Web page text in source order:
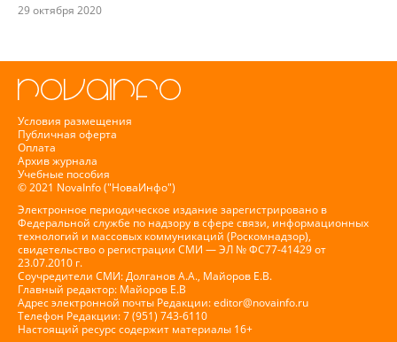
29 октября 2020
Условия размещения
Публичная оферта
Оплата
Архив журнала
Учебные пособия
© 2021 NovaInfo ("НоваИнфо")
Электронное периодическое издание зарегистрировано в
Федеральной службе по надзору в сфере связи, информационных
технологий и массовых коммуникаций (Роскомнадзор),
свидетельство о регистрации СМИ — ЭЛ № ФС77-41429 от
23.07.2010 г.
Соучредители СМИ: Долганов А.А., Майоров Е.В.
Главный редактор: Майоров Е.В
Адрес электронной почты Редакции:editor@novainfo.ru
Телефон Редакции: 7 (951) 743-6110
Настоящий ресурс содержит материалы 16+